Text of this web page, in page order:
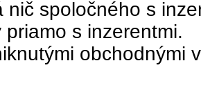
nič spoločného s
priamo s inzerentmi.
obchodnými